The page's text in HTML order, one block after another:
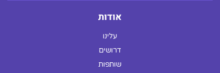
אודות
עלינו
דרושים
שותפות